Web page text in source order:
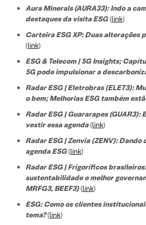
Aura Minerals (AURA33): Indo a
destaques da visita ESG(link)
Carteira ESG XP: Duas alterações
(link)
ESG & Telecom | 5G Insights;
5G pode impulsionar a
Radar ESG | Eletrobras (ELET3):
o bem; Melhorias ESG também
Radar ESG | Guararapes (GUAR3):
vestir essa agenda(link)
Radar ESG | Zenvia (ZENV): Dando
agenda ESG(link)
Radar ESG | Frigoríficos
sustentabilidade e melhor
MRFG3, BEEF3)(link)
ESG: Como os clientes
tema?(link)